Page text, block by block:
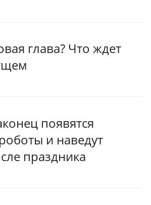
глава? Что ждет
появятся
и наведут
праздника